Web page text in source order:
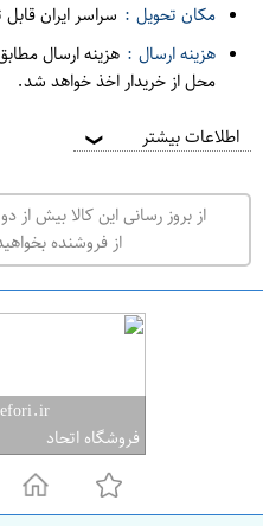
ف
ر
و
ش
ی
ت
ه
ر
ا
مکان تحویل : سراسر ایران
هزینه ارسال : هزینه ارسال
محل از خریدار اخذ خواهد شد.
اطلاعات بیشتر ❯
از بروز رسانی این کالا بیش
از فروشنده
فروشگاه اتحاد